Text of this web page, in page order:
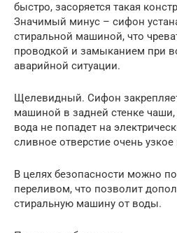
быстро, засоряется такая
Значимый минус – сифон
стиральной машиной, что
проводкой и замыканием при
аварийной ситуации.
Щелевидный. Сифон
машиной в задней стенке чаши,
вода не попадет на
сливное отверстие очень узкое
В целях безопасности можно
переливом, что позволит
стиральную машину от воды.